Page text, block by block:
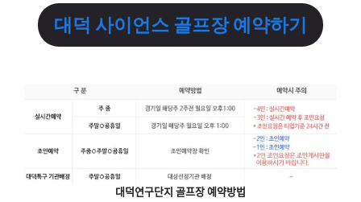
대덕 사이언스 골프장 예약하기
대덕연구단지 골프장 예약방법